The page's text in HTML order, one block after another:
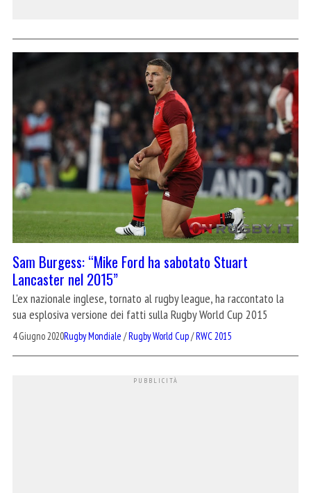
Sam Burgess: “Mike Ford ha sabotato Stuart
Lancaster nel 2015”
L'ex nazionale inglese, tornato al rugby league, ha raccontato la
sua esplosiva versione dei fatti sulla Rugby World Cup 2015
4 Giugno 2020Rugby Mondiale /Rugby World Cup/RWC 2015